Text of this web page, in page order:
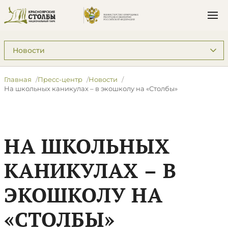
Подразделы: Пресс-центр
Главная Пресс-центр
Новости
На школьных каникулах – в экошколу на «Столбы»
НА ШКОЛЬНЫХ
КАНИКУЛАХ – В
ЭКОШКОЛУ НА
«СТОЛБЫ»